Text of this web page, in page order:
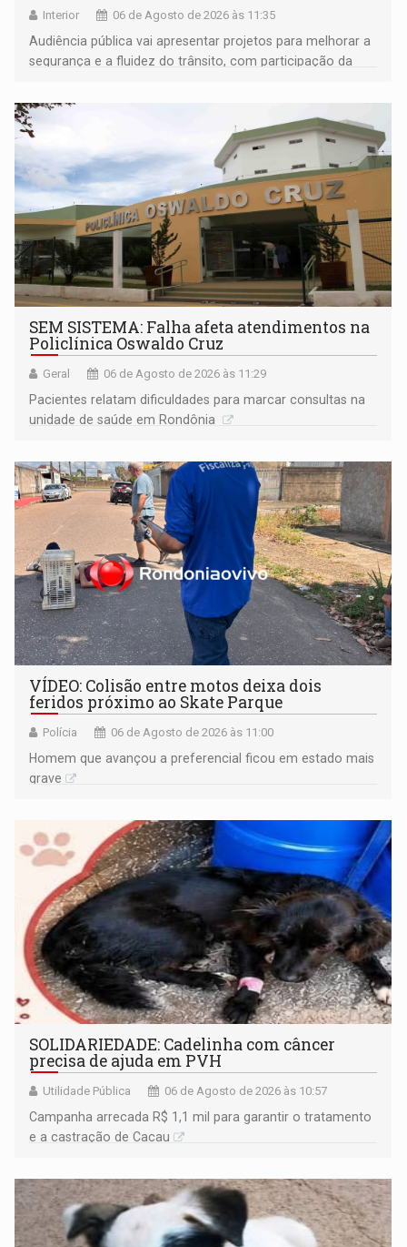
Interior 06 de Agosto de 2026 às 11:35
Audiência pública vai apresentar projetos para melhorar a
segurança e a fluidez do trânsito, com participação da
SEM SISTEMA: Falha afeta atendimentos na
Policlínica Oswaldo Cruz
Geral 06 de Agosto de 2026 às 11:29
Pacientes relatam dificuldades para marcar consultas na
unidade de saúde em Rondônia
VÍDEO: Colisão entre motos deixa dois
feridos próximo ao Skate Parque
Polícia 06 de Agosto de 2026 às 11:00
Homem que avançou a preferencial ficou em estado mais
grave
SOLIDARIEDADE: Cadelinha com câncer
precisa de ajuda em PVH
Utilidade Pública 06 de Agosto de 2026 às 10:57
Campanha arrecada R$ 1,1 mil para garantir o tratamento
e a castração de Cacau